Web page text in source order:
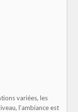
variées, les
l’ambiance est